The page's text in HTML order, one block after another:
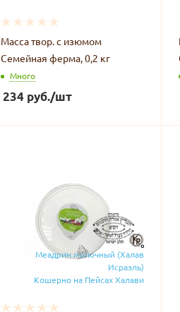
Масса твор. с изюмом
Семейная ферма, 0,2 кг
Много
234 руб./шт
Меадрин молочный (Халав
Исраэль)
Кошерно на Пейсах Халави